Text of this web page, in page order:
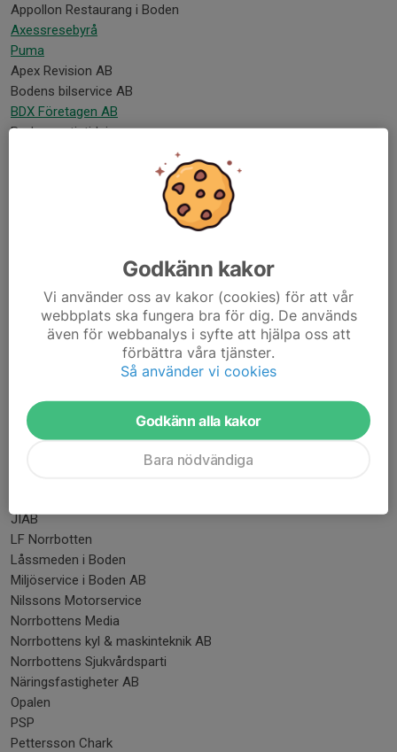
Appollon Restaurang i Boden
Axessresebyrå
Puma
Apex Revision AB
Bodens bilservice AB
BDX Företagen AB
Boden gratistidning
Ekonomihuset i Norr
El & Brandskyddskontroll
Företagsresor i Boden
Godisarenan MJ Trading
Grävtech AB i Boden
Hanséns Bil & Motor
JIAB
LF Norrbotten
Låssmeden i Boden
Miljöservice i Boden AB
Nilssons Motorservice
Norrbottens Media
Norrbottens kyl & maskinteknik AB
Norrbottens Sjukvårdsparti
Näringsfastigheter AB
Opalen
PSP
Pettersson Chark
Godkänn kakor
Vi använder oss av kakor (cookies) för att vår
webbplats ska fungera bra för dig. De används
även för webbanalys i syfte att hjälpa oss att
förbättra våra tjänster.
Så använder vi cookies
Godkänn alla kakor
Bara nödvändiga